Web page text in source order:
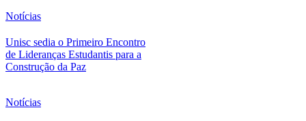
Notícias
Unisc sedia o Primeiro Encontro
de Lideranças Estudantis para a
Construção da Paz
Notícias